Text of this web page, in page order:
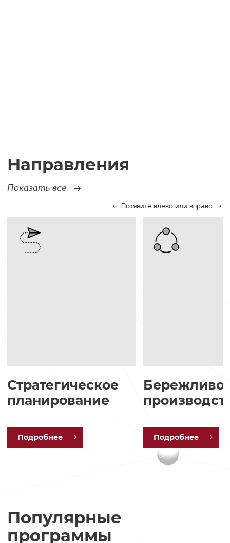
Направления
Показать все
Потяните влево или вправо
Стратегическое
планирование
Подробнее Подробнее
Популярные
программы